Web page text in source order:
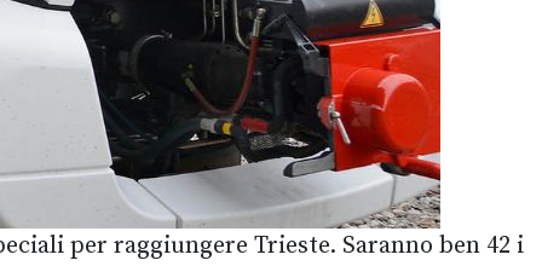
per raggiungere Trieste. Saranno ben 42 i